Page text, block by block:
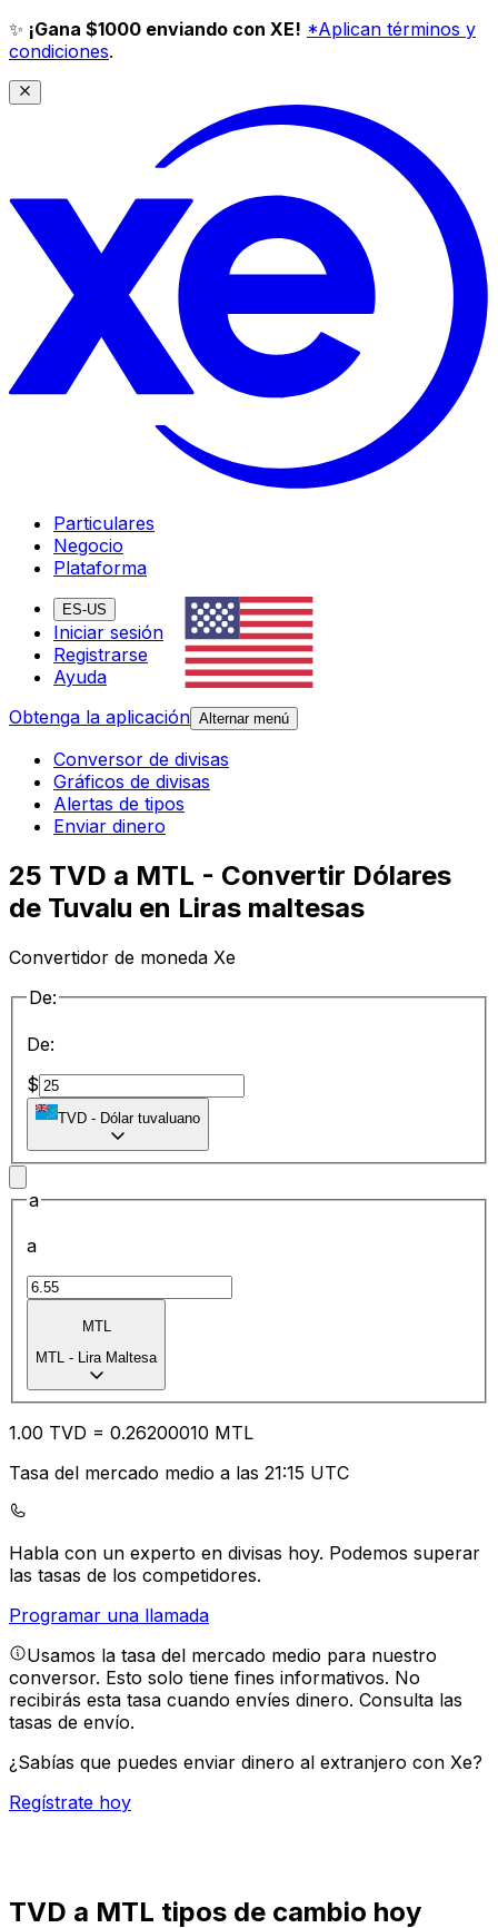
✨ ¡Gana $1000 enviando con XE! *Aplican términos y
condiciones.
Particulares
Negocio
Plataforma
ES-US
Iniciar sesión
Registrarse
Ayuda
Obtenga la aplicación Alternar menú
Conversor de divisas
Gráficos de divisas
Alertas de tipos
Enviar dinero
25 TVD a MTL - Convertir Dólares
de Tuvalu en Liras maltesas
Convertidor de moneda Xe
De:
De:
$
TVD - Dólar tuvaluano
a
a
MTL
MTL - Lira Maltesa
1.00 TVD = 0.26200010 MTL
Tasa del mercado medio a las 21:15 UTC
Habla con un experto en divisas hoy. Podemos superar
las tasas de los competidores.
Programar una llamada
Usamos la tasa del mercado medio para nuestro
conversor. Esto solo tiene fines informativos. No
recibirás esta tasa cuando envíes dinero. Consulta las
tasas de envío.
¿Sabías que puedes enviar dinero al extranjero con Xe?
Regístrate hoy
TVD a MTL tipos de cambio hoy